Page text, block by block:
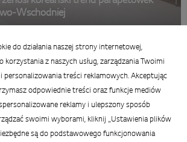
Wschodniej
do działania naszej strony internetowej,
korzystania z naszych usług, zarządzania Twoimi
personalizowania treści reklamowych. Akceptując
odpowiednie treści oraz funkcje mediów
reklamy i ulepszony sposób
swoimi wyborami, kliknij „Ustawienia plików
są do podstawowego funkcjonowania